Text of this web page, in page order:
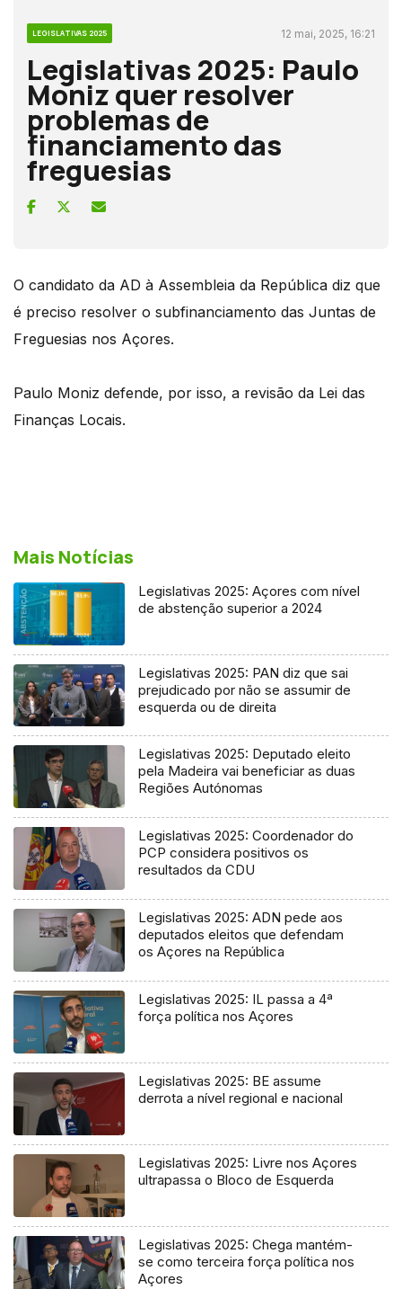
LEGISLATIVAS 2025 12 mai, 2025, 16:21
Legislativas 2025: Paulo
Moniz quer resolver
problemas de
financiamento das
freguesias
O candidato da AD à Assembleia da República diz que
é preciso resolver o subfinanciamento das Juntas de
Freguesias nos Açores.
Paulo Moniz defende, por isso, a revisão da Lei das
Finanças Locais.
Mais Notícias
Legislativas 2025: Açores com nível
de abstenção superior a 2024
Legislativas 2025: PAN diz que sai
prejudicado por não se assumir de
esquerda ou de direita
Legislativas 2025: Deputado eleito
pela Madeira vai beneficiar as duas
Regiões Autónomas
Legislativas 2025: Coordenador do
PCP considera positivos os
resultados da CDU
Legislativas 2025: ADN pede aos
deputados eleitos que defendam
os Açores na República
Legislativas 2025: IL passa a 4ª
força política nos Açores
Legislativas 2025: BE assume
derrota a nível regional e nacional
Legislativas 2025: Livre nos Açores
ultrapassa o Bloco de Esquerda
Legislativas 2025: Chega mantém-
se como terceira força política nos
Açores